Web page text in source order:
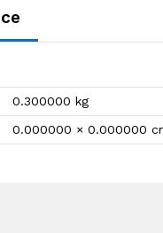
0.300000 kg
0.000000 × 0.000000